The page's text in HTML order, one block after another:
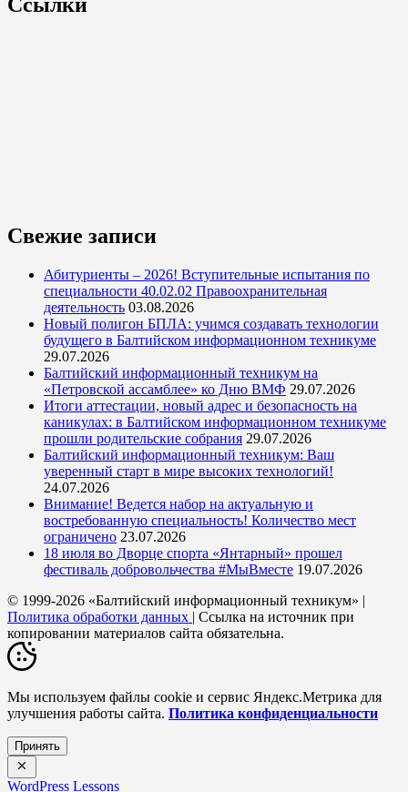
Свежие записи
Абитуриенты – 2026! Вступительные испытания по
специальности 40.02.02 Правоохранительная
деятельность 03.08.2026
Новый полигон БПЛА: учимся создавать технологии
будущего в Балтийском информационном техникуме
29.07.2026
Балтийский информационный техникум на
«Петровской ассамблее» ко Дню ВМФ 29.07.2026
Итоги аттестации, новый адрес и безопасность на
каникулах: в Балтийском информационном техникуме
прошли родительские собрания 29.07.2026
Балтийский информационный техникум: Ваш
уверенный старт в мире высоких технологий!
24.07.2026
Внимание! Ведется набор на актуальную и
востребованную специальность! Количество мест
ограничено 23.07.2026
18 июля во Дворце спорта «Янтарный» прошел
фестиваль добровольчества #МыВместе 19.07.2026
© 1999-2026 «Балтийский информационный техникум» |
Политика обработки данных | Ссылка на источник при
копировании материалов сайта обязательна.
Мы используем файлы cookie и сервис Яндекс.Метрика для
улучшения работы сайта. Политика конфиденциальности
Принять
WordPress Lessons